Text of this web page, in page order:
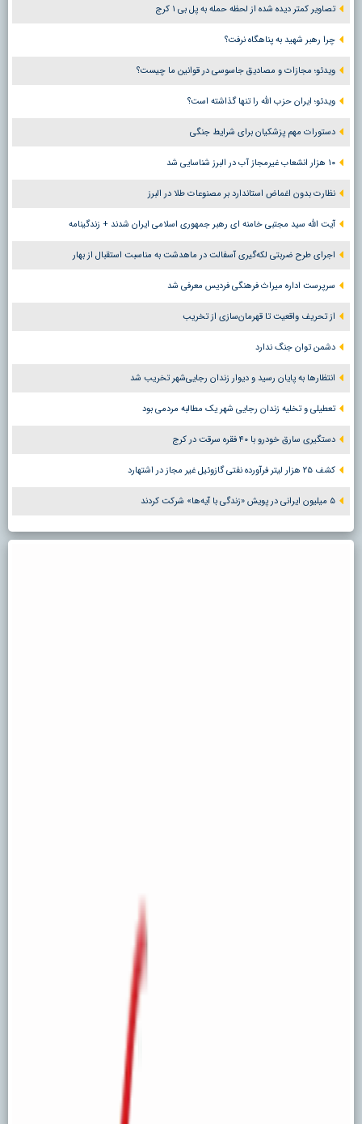
تصاویر کمتر دیده شده از لحظه حمله به پل بی ۱ کرج
چرا رهبر شهید به پناهگاه نرفت؟
ویدئو؛ مجازات و مصادیق جاسوسی در قوانین ما چیست؟
ویدئو؛ ایران حزب الله را تنها گذاشته است؟
دستورات مهم پزشکیان برای شرایط جنگی
۱۰ هزار انشعاب غیرمجاز آب در البرز شناسایی شد
نظارت بدون اغماض استاندارد بر مصنوعات طلا در البرز
آیت الله سید مجتبی خامنه ای رهبر جمهوری اسلامی ایران شدند + زندگینامه
اجرای طرح ضربتی لکه‌گیری آسفالت در ماهدشت به مناسبت استقبال از بهار
سرپرست اداره میراث فرهنگی فردیس معرفی شد
از تحریف واقعیت تا قهرمان‌سازی از تخریب
دشمن توان جنگ ندارد
انتظارها به پایان رسید و دیوار زندان رجایی‌شهر تخریب شد
تعطیلی و تخلیه زندان رجایی شهر یک مطالبه مردمی بود
دستگیری سارق خودرو با ۴۰ فقره سرقت در کرج
کشف ۲۵ هزار لیتر فرآورده نفتی گازوئیل غیر مجاز در اشتهارد
۵ میلیون ایرانی در پویش «زندگی با آیه‌ها» شرکت کردند